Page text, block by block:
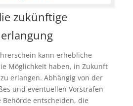
zukünftige
kann erhebliche
Möglichkeit haben, in Zukunft
erlangen. Abhängig von der
und eventuellen Vorstrafen
entscheiden, die